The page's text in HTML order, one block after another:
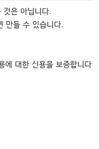
것은 아닙니다.
만들 수 있습니다.
에 대한 신용을 보증합니다